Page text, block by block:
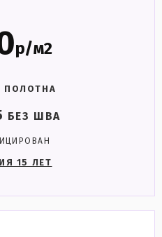
р/м2
ПОЛОТНА
БЕЗ ШВА
15 ЛЕТ